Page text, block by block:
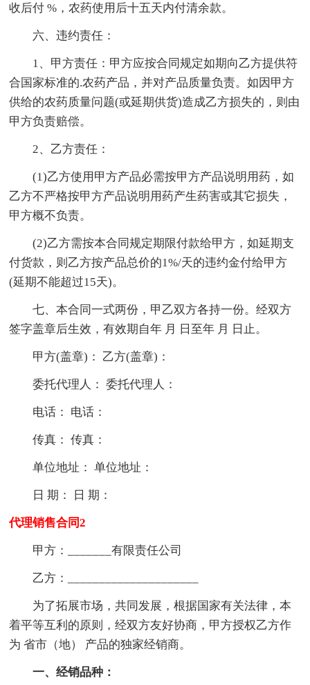
收后付 %，农药使用后十五天内付清余款。
六、违约责任：
1、甲方责任：甲方应按合同规定如期向乙方提供符
合国家标准的.农药产品，并对产品质量负责。如因甲方
供给的农药质量问题(或延期供货)造成乙方损失的，则由
甲方负责赔偿。
2、乙方责任：
(1)乙方使用甲方产品必需按甲方产品说明用药，如
乙方不严格按甲方产品说明用药产生药害或其它损失，
甲方概不负责。
(2)乙方需按本合同规定期限付款给甲方，如延期支
付货款，则乙方按产品总价的1%/天的违约金付给甲方
(延期不能超过15天)。
七、本合同一式两份，甲乙双方各持一份。经双方
签字盖章后生效，有效期自年 月 日至年 月 日止。
甲方(盖章)： 乙方(盖章)：
委托代理人： 委托代理人：
电话： 电话：
传真： 传真：
单位地址： 单位地址：
日 期： 日 期：
代理销售合同2
甲方：_______有限责任公司
乙方：_____________________
为了拓展市场，共同发展，根据国家有关法律，本
着平等互利的原则，经双方友好协商，甲方授权乙方作
为 省市（地） 产品的独家经销商。
一、经销品种：